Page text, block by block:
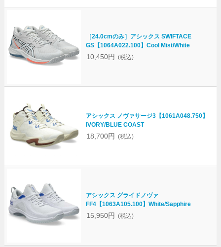
［24.0cmのみ］アシックス SWIFTACE
GS【1064A022.100】Cool Mist/White
10,450円 (税込)
アシックス ノヴァサージ3【1061A048.750】
IVORY/BLUE COAST
18,700円 (税込)
アシックス グライドノヴァ
FF4【1063A105.100】White/Sapphire
15,950円 (税込)